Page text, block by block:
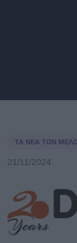
ΤΑ ΝΈΑ ΤΩΝ
21/11/2024